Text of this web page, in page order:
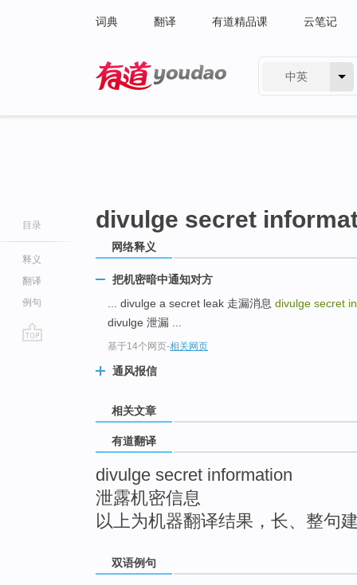
词典 翻译 有道精品课 云笔记
中英
目录
释义
翻译
例句
divulge secret
网络释义
把机密暗中通知对方
... divulge a secret leak 走漏消息 divulge secret
divulge 泄漏 ...
基于14个网页-相关网页
通风报信
相关文章
有道翻译
divulge secret information
泄露机密信息
以上为机器翻译结果，长、整句
双语例句